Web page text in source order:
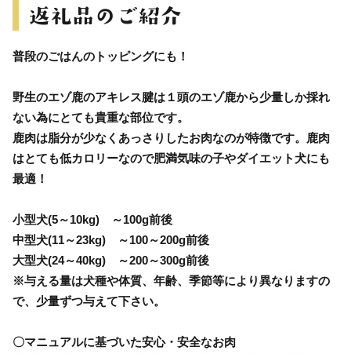
普段のごはんのトッピングにも！
野生のエゾ鹿のアキレス腱は１頭のエゾ鹿から少量しか採れ
ない為にとても貴重な部位です。
鹿肉は脂分が少なくあっさりしたお肉なのが特徴です。鹿肉
はとても低カロリーなので肥満気味の子やダイエット犬にも
最適！
小型犬(5～10kg) ～100g前後
中型犬(11～23kg) ～100～200g前後
大型犬(24～40kg) ～200～300g前後
※与える量は犬種や体質、年齢、季節等により異なりますの
で、少量ずつ与えて下さい。
〇マニュアルに基づいた安心・安全なお肉